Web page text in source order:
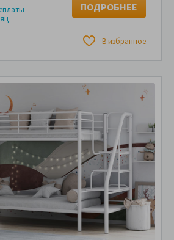
В избранное
ПОДРОБНЕЕ